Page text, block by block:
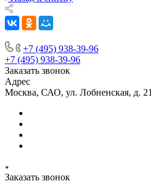
+7 (495) 938-39-96
+7 (495) 938-39-96
Заказать звонок
Адрес
Москва, САО, ул. Лобненская, д.
Заказать звонок